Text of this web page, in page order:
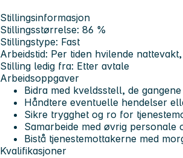
Stillingsinformasjon
Stillingsstørrelse: 86 %
Stillingstype: Fast
Arbeidstid: Per tiden hvilende
Stilling ledig fra: Etter avtale
Arbeidsoppgaver
Bidra med kveldsstell, de
Håndtere eventuelle hendelser
Sikre trygghet og ro for
Samarbeide med øvrig personale
Bistå tjenestemottakerne med
Kvalifikasjoner